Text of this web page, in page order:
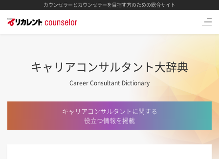
カウンセラーとカウンセラーを目指す方のための総合サイト
キャリアコンサルタント大辞典
Career Consultant Dictionary
キャリアコンサルタントに関する
役立つ情報を掲載